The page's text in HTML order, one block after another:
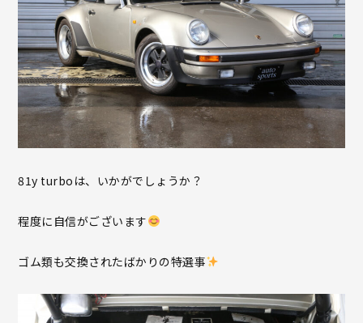
81y turboは、いかがでしょうか？
程度に自信がございます
ゴム類も交換されたばかりの特選事